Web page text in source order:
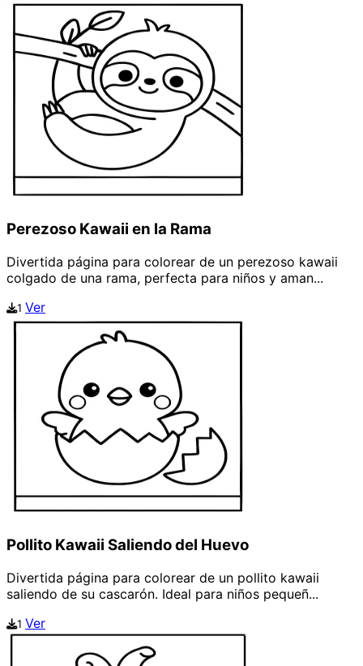
Perezoso Kawaii en la Rama
Divertida página para colorear de un perezoso kawaii
colgado de una rama, perfecta para niños y aman...
1 Ver
Pollito Kawaii Saliendo del Huevo
Divertida página para colorear de un pollito kawaii
saliendo de su cascarón. Ideal para niños pequeñ...
1 Ver